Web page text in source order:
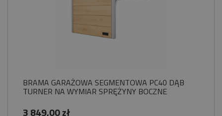
BRAMA GARAŻOWA SEGMENTOWA PC40 DĄB
TURNER NA WYMIAR SPRĘŻYNY BOCZNE
3 849,00 zł